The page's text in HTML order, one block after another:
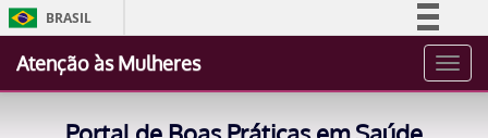
BRASIL
Atenção às Mulheres